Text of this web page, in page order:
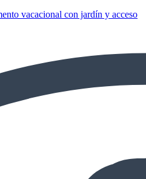
vacacional con jardín y acceso